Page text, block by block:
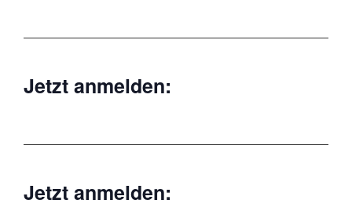
Jetzt anmelden:
Jetzt anmelden: